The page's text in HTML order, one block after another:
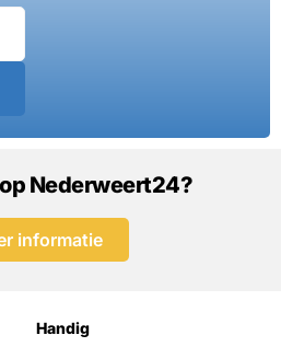
Nederweert24?
informatie
Handig